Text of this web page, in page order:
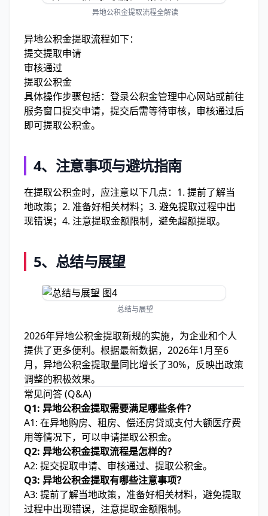
异地公积金提取流程全解读
异地公积金提取流程如下：
提交提取申请
审核通过
提取公积金
具体操作步骤包括：登录公积金管理中心网站或前往
服务窗口提交申请，提交后需等待审核，审核通过后
即可提取公积金。
4、 注意事项与避坑指南
在提取公积金时，应注意以下几点：1. 提前了解当
地政策；2. 准备好相关材料；3. 避免提取过程中出
现错误；4. 注意提取金额限制，避免超额提取。
5、 总结与展望
总结与展望
2026年异地公积金提取新规的实施，为企业和个人
提供了更多便利。根据最新数据，2026年1月至6
月，异地公积金提取量同比增长了30%，反映出政策
调整的积极效果。
常见问答 (Q&A)
Q1: 异地公积金提取需要满足哪些条件？
A1: 在异地购房、租房、偿还房贷或支付大额医疗费
用等情况下，可以申请提取公积金。
Q2: 异地公积金提取流程是怎样的？
A2: 提交提取申请、审核通过、提取公积金。
Q3: 异地公积金提取有哪些注意事项？
A3: 提前了解当地政策，准备好相关材料，避免提取
过程中出现错误，注意提取金额限制。